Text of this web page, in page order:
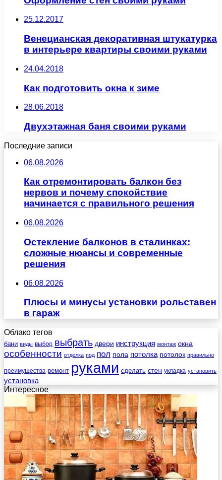
25.12.2017
Венецианская декоративная штукатурка
в интерьере квартиры своими руками
24.04.2018
Как подготовить окна к зиме
28.06.2018
Двухэтажная баня своими руками
Последние записи
06.08.2026
Как отремонтировать балкон без
нервов и почему спокойствие
начинается с правильного решения
06.08.2026
Остекление балконов в сталинках:
сложные нюансы и современные
решения
06.08.2026
Плюсы и минусы установки рольставен
в гараж
Облако тегов
бани виды выбор выбрать двери инструкция монтаж окна
особенности отделка под пол пола потолка потолок правильно
преимущества ремонт руками сделать стен укладка установить
установка
Интересное